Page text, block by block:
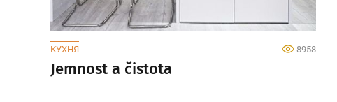
КУХНЯ 8958
Jemnost a čistota